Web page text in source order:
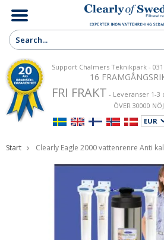
Support Chalmers Teknikpark - 031
16
FRI FRAKT - Leveranser 1-3
ÖVER 30000
Start Clearly Eagle 2000 vattenrenre Anti